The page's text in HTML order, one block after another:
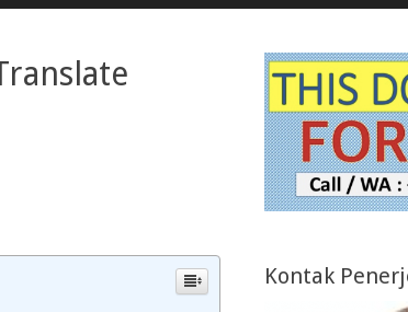
Kontak